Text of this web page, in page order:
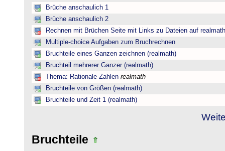
Brüche anschaulich 1
Brüche anschaulich 2
Rechnen mit Brüchen Seite mit Links zu Dateien auf
Multiple-choice Aufgaben zum Bruchrechnen
Bruchteile eines Ganzen zeichnen (realmath)
Bruchteil mehrerer Ganzer (realmath)
Thema: Rationale Zahlen realmath
Bruchteile von Größen (realmath)
Bruchteile und Zeit 1 (realmath)
Bruchteile